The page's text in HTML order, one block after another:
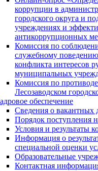
коррупции в
городского округа и
учреждениях и
антикоррупционных
Комиссия по
служебному
конфликта интересов
муниципальных
Комиссия по
Лесозаводском
обеспечение
Сведения о вакантных
Порядок поступления
Условия и результаты
Информация о
специальной оценки
Образовательные
Контактная